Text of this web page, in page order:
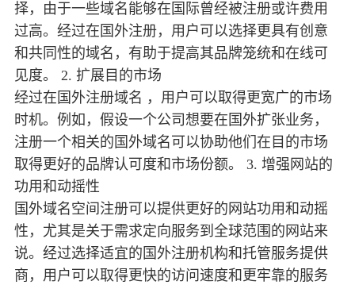
择，由于一些域名能够在国际曾经被注册或许费用
过高。经过在国外注册，用户可以选择更具有创意
和共同性的域名，有助于提高其品牌笼统和在线可
见度。 2. 扩展目的市场
经过在国外注册域名 ，用户可以取得更宽广的市场
时机。例如，假设一个公司想要在国外扩张业务，
注册一个相关的国外域名可以协助他们在目的市场
取得更好的品牌认可度和市场份额。 3. 增强网站的
功用和动摇性
国外域名空间注册可以提供更好的网站功用和动摇
性，尤其是关于需求定向服务到全球范围的网站来
说。经过选择适宜的国外注册机构和托管服务提供
商，用户可以取得更快的访问速度和更牢靠的服务